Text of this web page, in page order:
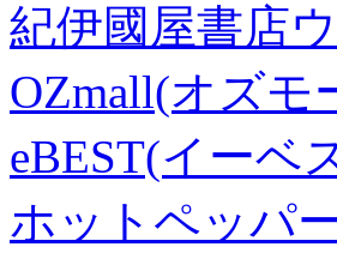
紀伊國屋書店
OZmall(オズモ
eBEST(イーベ
ホットペッパ